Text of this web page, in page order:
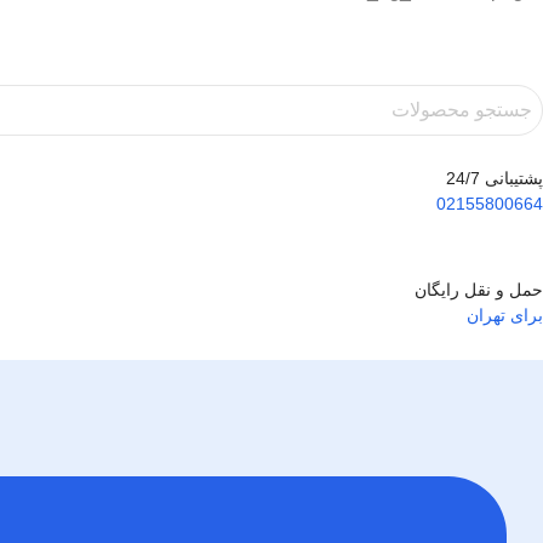
پشتیبانی 24/7
02155800664
حمل و نقل رایگان
برای تهران